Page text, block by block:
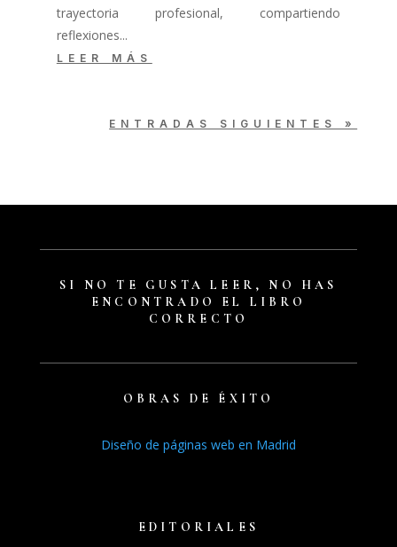
trayectoria profesional, compartiendo
reflexiones...
LEER MÁS
ENTRADAS SIGUIENTES »
SI NO TE GUSTA LEER, NO HAS
ENCONTRADO EL LIBRO
CORRECTO
OBRAS DE ÉXITO
Diseño de páginas web en Madrid
EDITORIALES